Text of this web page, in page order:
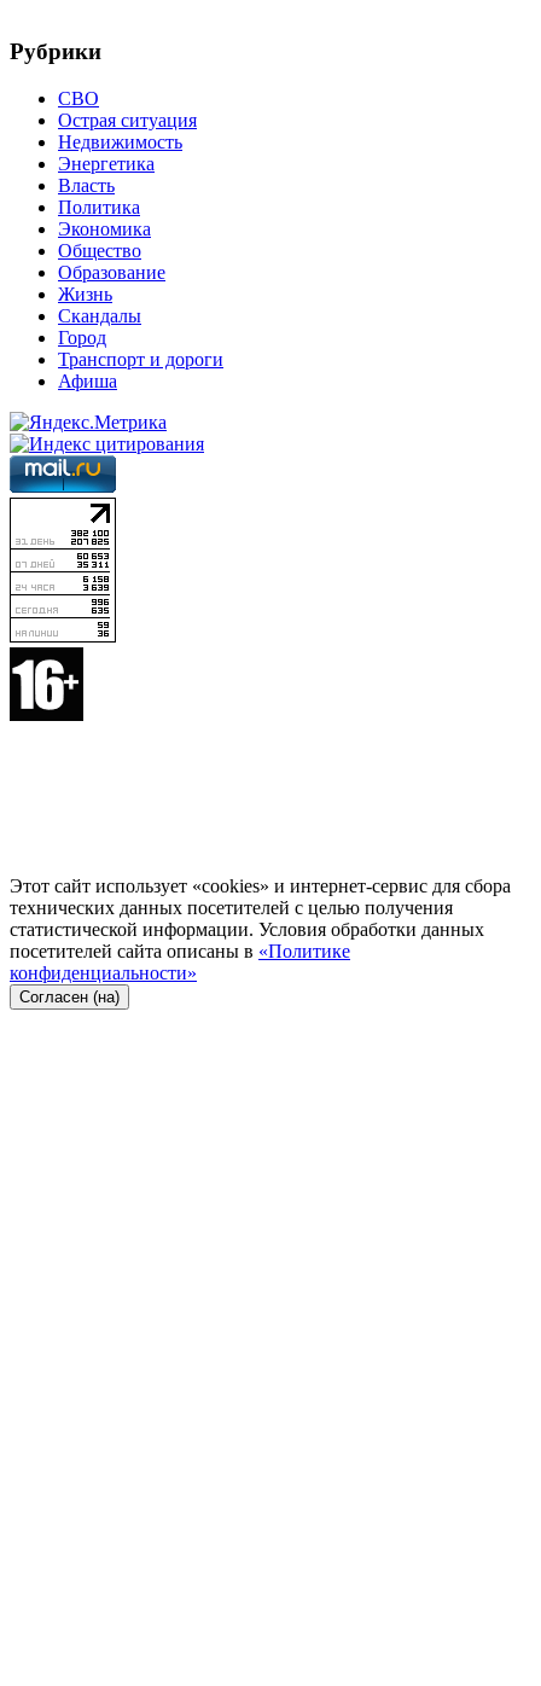
Рубрики
СВО
Острая ситуация
Недвижимость
Энергетика
Власть
Политика
Экономика
Общество
Образование
Жизнь
Скандалы
Город
Транспорт и дороги
Афиша
Этот сайт использует «cookies» и интернет-сервис для сбора
технических данных посетителей с целью получения
статистической информации. Условия обработки данных
посетителей сайта описаны в «Политике
конфиденциальности»
Согласен (на)